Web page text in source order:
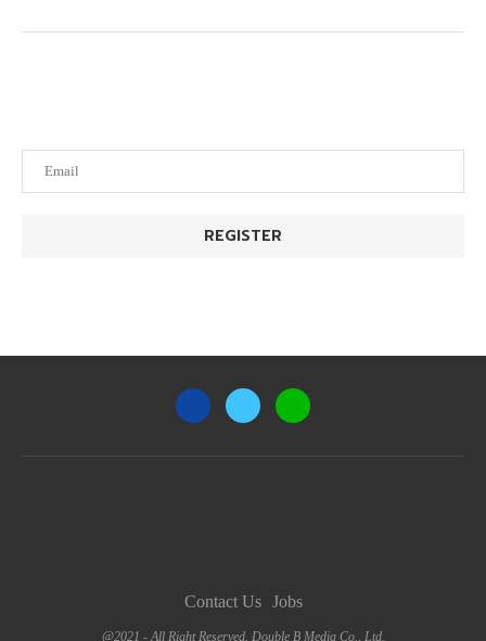
Contact Us Jobs
@2021 - All Right Reserved. Double B Media Co., Ltd.